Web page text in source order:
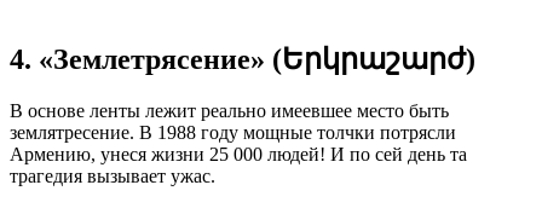
4. «Землетрясение» (Երկրաշարժ)
В основе ленты лежит реально имеевшее место быть
землятресение. В 1988 году мощные толчки потрясли
Армению, унеся жизни 25 000 людей! И по сей день та
трагедия вызывает ужас.